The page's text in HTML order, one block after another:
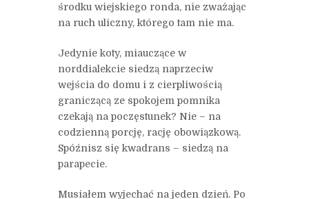
środku wiejskiego ronda, nie zważając
na ruch uliczny, którego tam nie ma.
Jedynie koty, miauczące w
norddialekcie siedzą naprzeciw
wejścia do domu i z cierpliwością
graniczącą ze spokojem pomnika
czekają na poczęstunek? Nie – na
codzienną porcję, rację obowiązkową.
Spóźnisz się kwadrans – siedzą na
parapecie.
Musiałem wyjechać na jeden dzień. Po